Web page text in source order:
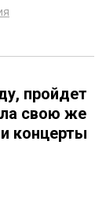
пройдет
свою же
концерты